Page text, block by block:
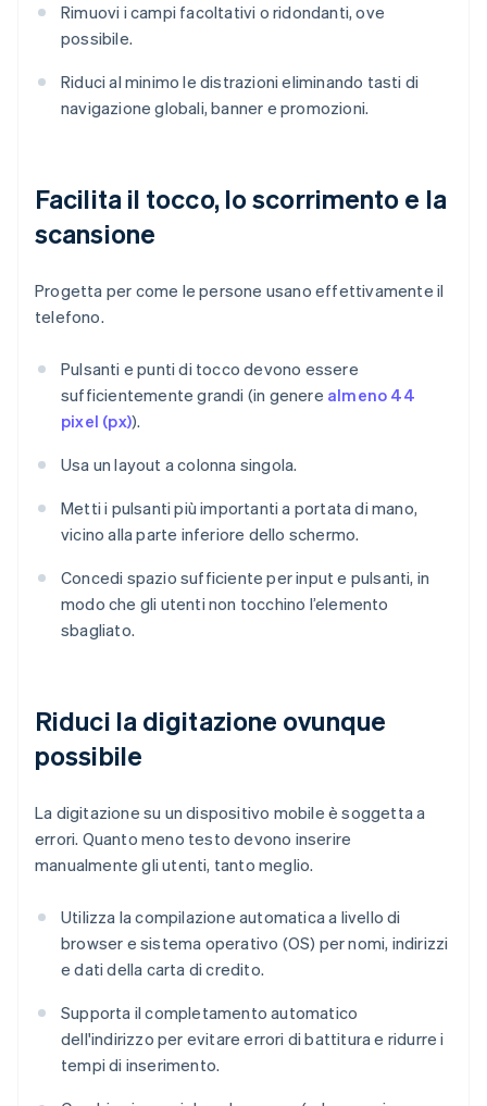
Rimuovi i campi facoltativi o ridondanti, ove
possibile.
Riduci al minimo le distrazioni eliminando tasti di
navigazione globali, banner e promozioni.
Facilita il tocco, lo scorrimento e la
scansione
Progetta per come le persone usano effettivamente il
telefono.
Pulsanti e punti di tocco devono essere
sufficientemente grandi (in genere almeno 44
pixel (px)).
Usa un layout a colonna singola.
Metti i pulsanti più importanti a portata di mano,
vicino alla parte inferiore dello schermo.
Concedi spazio sufficiente per input e pulsanti, in
modo che gli utenti non tocchino l’elemento
sbagliato.
Riduci la digitazione ovunque
possibile
La digitazione su un dispositivo mobile è soggetta a
errori. Quanto meno testo devono inserire
manualmente gli utenti, tanto meglio.
Utilizza la compilazione automatica a livello di
browser e sistema operativo (OS) per nomi, indirizzi
e dati della carta di credito.
Supporta il completamento automatico
dell'indirizzo per evitare errori di battitura e ridurre i
tempi di inserimento.